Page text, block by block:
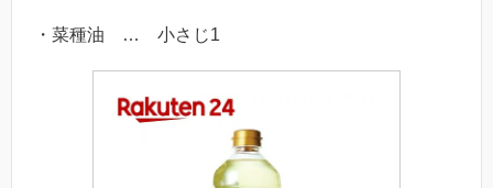
・菜種油 … 小さじ1